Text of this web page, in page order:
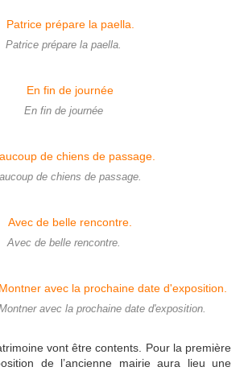
Patrice prépare la paella.
En fin de journée
de chiens de passage.
Avec de belle rencontre.
avec la prochaine date d'exposition.
vont être contents. Pour la première
de l’ancienne mairie aura lieu une